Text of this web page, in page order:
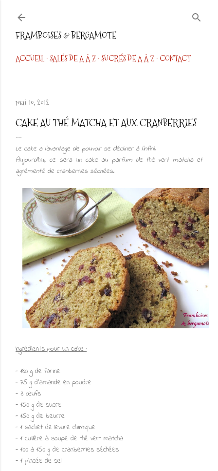
FRAMBOISES & BERGAMOTE
ACCUEIL SALÉS DE A À Z SUCRÉS DE A À Z CONTACT
mai 10, 2012
CAKE AU THÉ MATCHA ET AUX CRANBERRIES
Le cake a l'avantage de pouvoir se décliner à l'infini.
Aujourd'hui, ce sera un cake au parfum de thé vert matcha et
agrémenté de cranberries séchées.
Ingrédients pour un cake :
- 180 g de farine
- 75 g d'amande en poudre
- 3 œufs
- 150 g de sucre
- 150 g de beurre
- 1 sachet de levure chimique
- 1 cuillère à soupe de thé vert matcha
- 100 à 150 g de cranberries séchées
- 1 pincée de sel